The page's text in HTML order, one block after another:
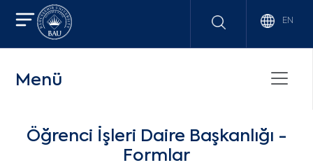
EN
Menü
Öğrenci İşleri Daire Başkanlığı -
Formlar